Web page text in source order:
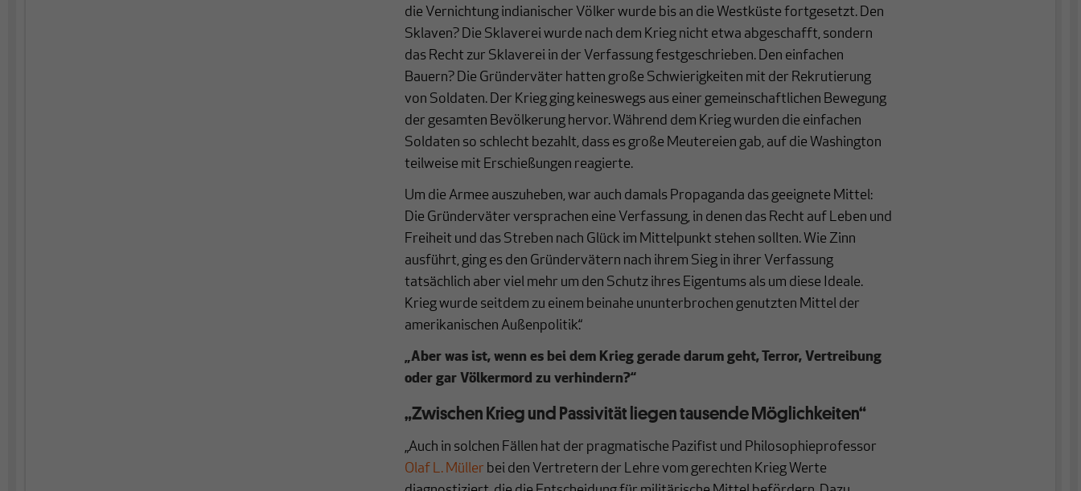
die Vernichtung indianischer Völker wurde bis an die Westküste fortgesetzt. Den
Sklaven? Die Sklaverei wurde nach dem Krieg nicht etwa abgeschafft, sondern
das Recht zur Sklaverei in der Verfassung festgeschrieben. Den einfachen
Bauern? Die Gründerväter hatten große Schwierigkeiten mit der Rekrutierung
von Soldaten. Der Krieg ging keineswegs aus einer gemeinschaftlichen Bewegung
der gesamten Bevölkerung hervor. Während dem Krieg wurden die einfachen
Soldaten so schlecht bezahlt, dass es große Meutereien gab, auf die Washington
teilweise mit Erschießungen reagierte.
Um die Armee auszuheben, war auch damals Propaganda das geeignete Mittel:
Die Gründerväter versprachen eine Verfassung, in denen das Recht auf Leben und
Freiheit und das Streben nach Glück im Mittelpunkt stehen sollten. Wie Zinn
ausführt, ging es den Gründervätern nach ihrem Sieg in ihrer Verfassung
tatsächlich aber viel mehr um den Schutz ihres Eigentums als um diese Ideale.
Krieg wurde seitdem zu einem beinahe ununterbrochen genutzten Mittel der
amerikanischen Außenpolitik.“
„Aber was ist, wenn es bei dem Krieg gerade darum geht, Terror, Vertreibung
oder gar Völkermord zu verhindern?“
„Zwischen Krieg und Passivität liegen tausende Möglichkeiten“
„Auch in solchen Fällen hat der pragmatische Pazifist und Philosophieprofessor
Olaf L. Müller bei den Vertretern der Lehre vom gerechten Krieg Werte